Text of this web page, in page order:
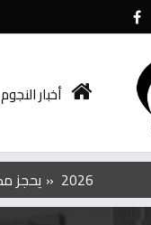
أخبار النجوم
الفيلم‭ ‬الكوري‭ ‬‮»‬Hope‮«‬‭ ‬يحجز‭ ‬مكانه‭ ‬في‭ ‬عروض‭ ‬منتصف‭ ‬الليل‭ ‬بمهرجان‭ ‬تورنتو ‭ ‬2026